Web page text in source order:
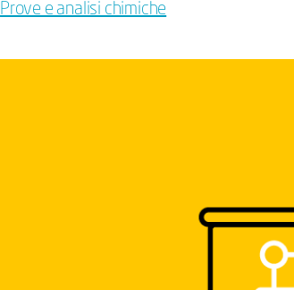
Prove e analisi chimiche